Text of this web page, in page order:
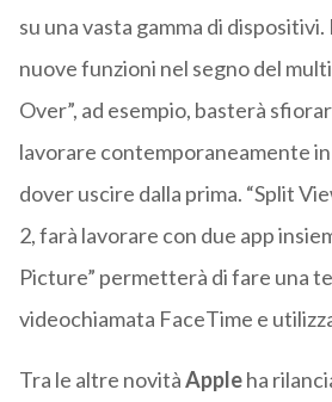
su una vasta gamma di dispositivi.
nuove funzioni nel segno del
Over”, ad esempio, basterà
lavorare contemporaneamente in
dover uscire dalla prima. “Split
2, farà lavorare con due app
Picture” permetterà di fare una
videochiamata FaceTime e
Tra le altre novitàAppleha